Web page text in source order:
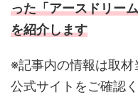
った「アースドリー
を紹介します
※記事内の情報は取
公式サイトをご確認く